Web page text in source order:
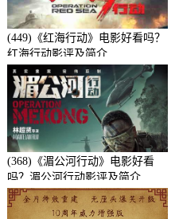
(449)《红海行动》电影好看吗？
红海行动影评及简介
(368)《湄公河行动》电影好看
吗？湄公河行动影评及简介